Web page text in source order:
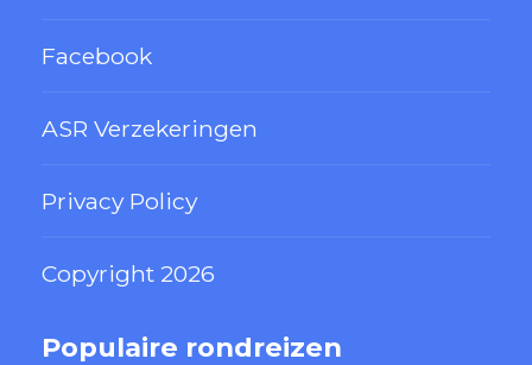
Facebook
ASR Verzekeringen
Privacy Policy
Copyright 2026
Populaire rondreizen